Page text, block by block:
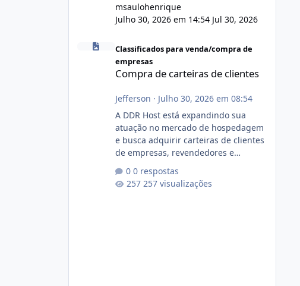
msaulohenrique
Julho 30, 2026 em 14:54 Jul 30, 2026
Compra de carteiras de clientes
Classificados para venda/compra de
empresas
Compra de carteiras de clientes
Jefferson · Julho 30, 2026 em 08:54
A DDR Host está expandindo sua
atuação no mercado de hospedagem
e busca adquirir carteiras de clientes
de empresas, revendedores e
suas atividades ou reduzir sua
operação. Se você possui clientes
0 respostas
257 visualizações